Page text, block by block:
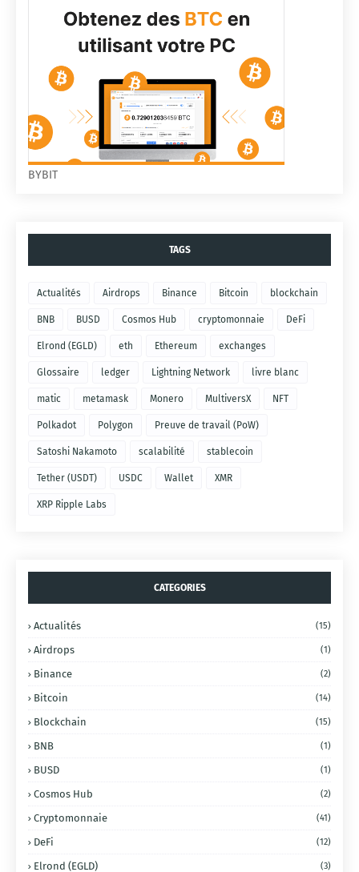
BYBIT
TAGS
Actualités Airdrops Binance Bitcoin blockchain
BNB BUSD Cosmos Hub cryptomonnaie DeFi
Elrond (EGLD) eth Ethereum exchanges
Glossaire ledger Lightning Network livre blanc
matic metamask Monero MultiversX NFT
Polkadot Polygon Preuve de travail (PoW)
Satoshi Nakamoto scalabilité stablecoin
Tether (USDT) USDC Wallet XMR
XRP Ripple Labs
CATEGORIES
Actualités (15)
Airdrops (1)
Binance (2)
Bitcoin (14)
Blockchain (15)
BNB (1)
BUSD (1)
Cosmos Hub (2)
Cryptomonnaie (41)
DeFi (12)
Elrond (EGLD) (3)